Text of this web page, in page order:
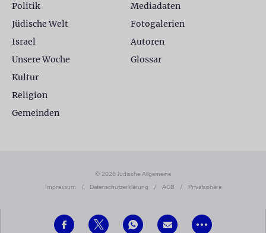
•••
Politik
Jüdische Welt
Israel
Unsere Woche
Kultur
Religion
Gemeinden
Mediadaten
Fotogalerien
Autoren
Glossar
© 2026 Jüdische Allgemeine
Impressum
/ Datenschutzerklärung / AGB / Privatsphäre